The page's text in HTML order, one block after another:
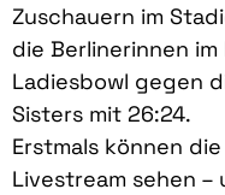
Zuschauern im
die Berlinerinnen
Ladiesbowl gegen
Sisters mit 26:24.
Erstmals können
Livestream sehen –